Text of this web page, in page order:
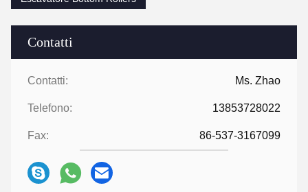
Contatti
Contatti: Ms. Zhao
Telefono: 13853728022
Fax: 86-537-3167099